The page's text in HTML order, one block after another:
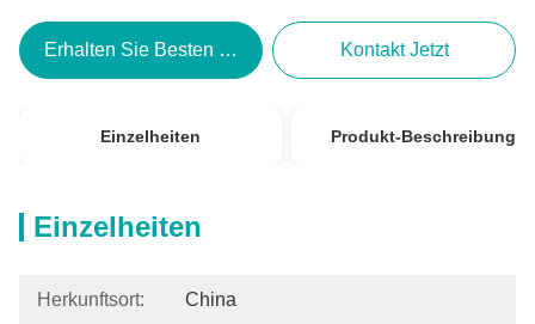
Erhalten Sie Besten Preis Kontakt Jetzt
Einzelheiten Produkt-Beschreibung
Einzelheiten
Herkunftsort: China